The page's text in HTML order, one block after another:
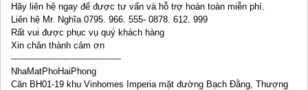
Hãy liên hệ ngay để được tư vấn và hỗ trợ hoàn toàn miễn phí.
Liên hệ Mr. Nghĩa 0795. 966. 555- 0878. 612. 999
Rất vui được phục vụ quý khách hàng
Xin chân thành cảm ơn
----------------------------------------
NhaMatPhoHaiPhong
Căn BH01-19 khu Vinhomes Imperia mặt đường Bạch Đằng, Thượng